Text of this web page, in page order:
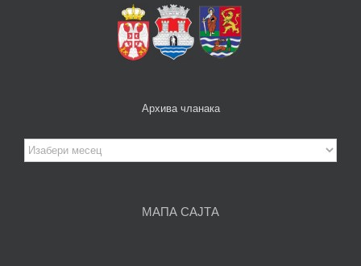
Архива чланака
Архива
чланака
МАПА САЈТА